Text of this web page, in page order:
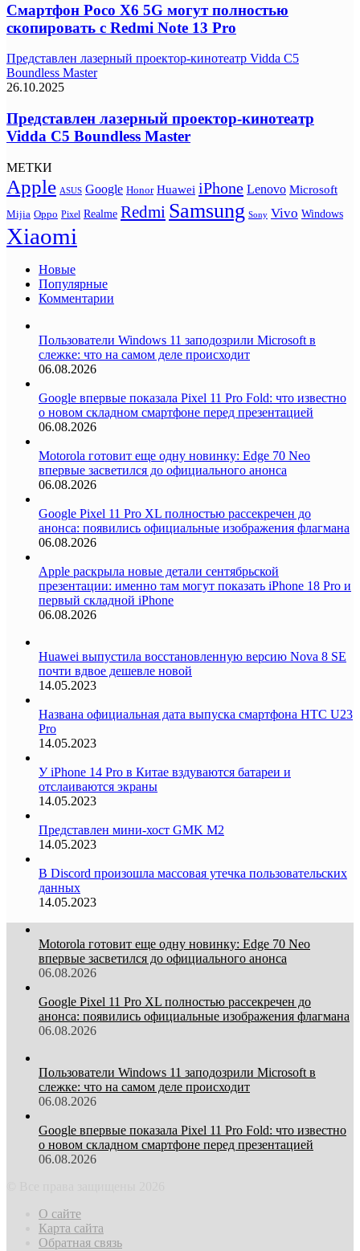
Смартфон Poco X6 5G могут полностью
скопировать с Redmi Note 13 Pro
Представлен лазерный проектор-кинотеатр Vidda C5
Boundless Master
26.10.2025
Представлен лазерный проектор-кинотеатр
Vidda C5 Boundless Master
МЕТКИ
Apple ASUS Google Honor Huawei iPhone Lenovo Microsoft
Mijia Oppo Pixel Realme Redmi Samsung Sony Vivo Windows
Xiaomi
Новые
Популярные
Комментарии
Пользователи Windows 11 заподозрили Microsoft в
слежке: что на самом деле происходит
06.08.2026
Google впервые показала Pixel 11 Pro Fold: что известно
о новом складном смартфоне перед презентацией
06.08.2026
Motorola готовит еще одну новинку: Edge 70 Neo
впервые засветился до официального анонса
06.08.2026
Google Pixel 11 Pro XL полностью рассекречен до
анонса: появились официальные изображения флагмана
06.08.2026
Apple раскрыла новые детали сентябрьской
презентации: именно там могут показать iPhone 18 Pro и
первый складной iPhone
06.08.2026
Huawei выпустила восстановленную версию Nova 8 SE
почти вдвое дешевле новой
14.05.2023
Названа официальная дата выпуска смартфона HTC U23
Pro
14.05.2023
У iPhone 14 Pro в Китае вздуваются батареи и
отслаиваются экраны
14.05.2023
Представлен мини-хост GMK M2
14.05.2023
В Discord произошла массовая утечка пользовательских
данных
14.05.2023
Motorola готовит еще одну новинку: Edge 70 Neo
впервые засветился до официального анонса
06.08.2026
Google Pixel 11 Pro XL полностью рассекречен до
анонса: появились официальные изображения флагмана
06.08.2026
Пользователи Windows 11 заподозрили Microsoft в
слежке: что на самом деле происходит
06.08.2026
Google впервые показала Pixel 11 Pro Fold: что известно
о новом складном смартфоне перед презентацией
06.08.2026
О сайте
Карта сайта
Обратная связь